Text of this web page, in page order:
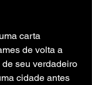
carta
de volta a
seu verdadeiro
cidade antes